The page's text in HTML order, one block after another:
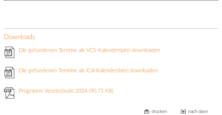
Downloads
Die gefundenen Termine als VCS-Kalenderdatei downloaden
Die gefundenen Termine als iCal-Kalenderdatei downloaden
Programm Vereinsbude 2024(90.71 KB)
drucken nach oben